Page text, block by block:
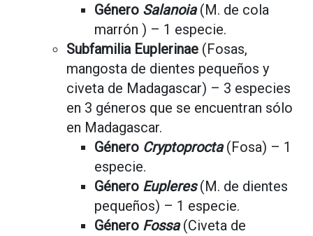
Género Salanoia (M. de cola
marrón ) – 1 especie.
Subfamilia Euplerinae (Fosas,
mangosta de dientes pequeños y
civeta de Madagascar) – 3 especies
en 3 géneros que se encuentran sólo
en Madagascar.
Género Cryptoprocta (Fosa) – 1
especie.
Género Eupleres (M. de dientes
pequeños) – 1 especie.
Género Fossa (Civeta de